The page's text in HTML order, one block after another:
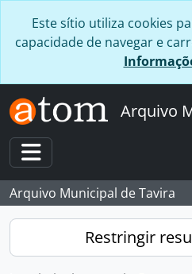
Este sítio utiliza cookies
capacidade de navegar e
Arquivo
Toggle navigation
Arquivo Municipal de Tavira
Restringir